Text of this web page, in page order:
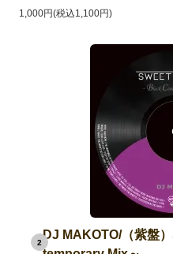
1,000円(税込1,100円)
2
DJ MAKOTO/（紫盤